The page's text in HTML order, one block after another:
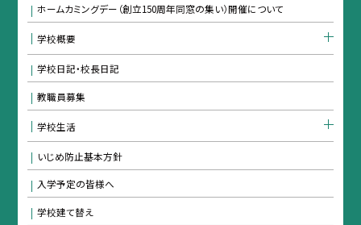
ホームカミングデー（創立150周年同窓の集い）開催について
学校概要
学校日記・校長日記
教職員募集
学校生活
いじめ防止基本方針
入学予定の皆様へ
学校建て替え